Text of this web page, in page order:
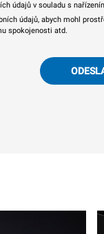
údajů v souladu s
údajů, abych mohl
spokojenosti atd.